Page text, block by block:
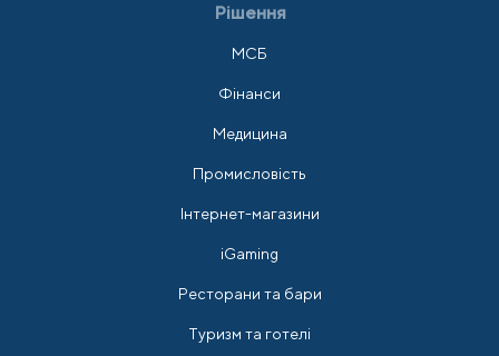
Рішення
МСБ
Фінанси
Медицина
Промисловість
Інтернет-магазини
iGaming
Ресторани та бари
Туризм та готелі